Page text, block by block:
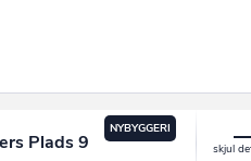
Plads 9
NYBYGGERI